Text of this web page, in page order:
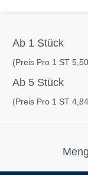
Ab 1 Stück
(Preis Pro 1 ST
Ab 5 Stück
(Preis Pro 1 ST